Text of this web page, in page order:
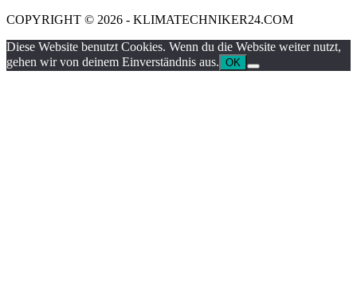
COPYRIGHT © 2026 - KLIMATECHNIKER24.COM
Diese Website benutzt Cookies. Wenn du die Website weiter nutzt,
gehen wir von deinem Einverständnis aus. OK